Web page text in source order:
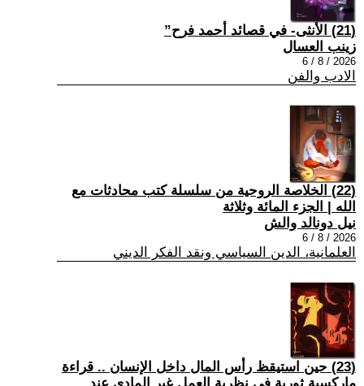
(21) الأنثى- في قصائد أحمد فرح”
زينب العسال
2026 / 8 / 6
الادب والفن
(22) الخلاصة الروحية من سلسلة كتب محادثات مع
الله | الجزء المائة وثلاثة
نيل دونالد والش
2026 / 8 / 6
العلمانية، الدين السياسي ونقد الفكر الديني
(23) حين استيقظ رأس المال داخل الإنسان .. قراءة